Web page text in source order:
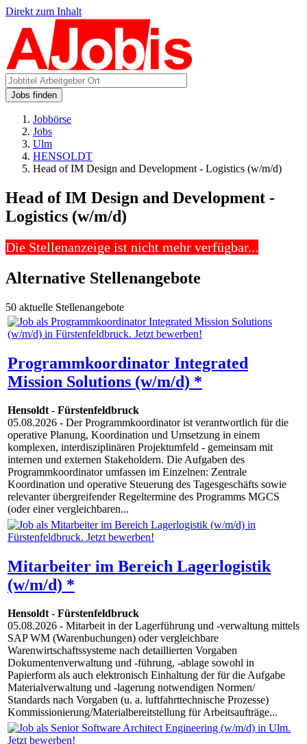
Direkt zum Inhalt
Jobs finden
Jobbörse
Jobs
Ulm
HENSOLDT
Head of IM Design and Development - Logistics (w/m/d)
Head of IM Design and Development -
Logistics (w/m/d)
Die Stellenanzeige ist nicht mehr verfügbar...
Alternative Stellenangebote
50 aktuelle Stellenangebote
Programmkoordinator Integrated
Mission Solutions (w/m/d) *
Hensoldt- Fürstenfeldbruck
05.08.2026 - Der Programmkoordinator ist verantwortlich für die
operative Planung, Koordination und Umsetzung in einem
komplexen, interdisziplinären Projektumfeld - gemeinsam mit
internen und externen Stakeholdern. Die Aufgaben des
Programmkoordinator umfassen im Einzelnen: Zentrale
Koordination und operative Steuerung des Tagesgeschäfts sowie
relevanter übergreifender Regeltermine des Programms MGCS
(oder einer vergleichbaren...
Mitarbeiter im Bereich Lagerlogistik
(w/m/d) *
Hensoldt- Fürstenfeldbruck
05.08.2026 - Mitarbeit in der Lagerführung und -verwaltung mittels
SAP WM (Warenbuchungen) oder vergleichbare
Warenwirtschaftssysteme nach detaillierten Vorgaben
Dokumentenverwaltung und -führung, -ablage sowohl in
Papierform als auch elektronisch Einhaltung der für die Aufgabe
Materialverwaltung und -lagerung notwendigen Normen/
Standards nach Vorgaben (u. a. luftfahrttechnische Prozesse)
Kommissionierung/Materialbereitstellung für Arbeitsaufträge...